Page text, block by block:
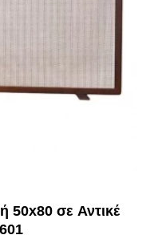
50x80 σε Αντικέ